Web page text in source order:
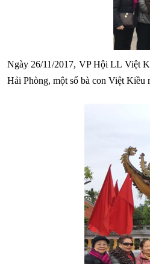
Ngày 26/11/2017, VP Hội LL Việt
Hải Phòng, một số bà con Việt